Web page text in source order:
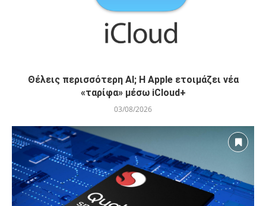
Θέλεις περισσότερη AI; Η Apple ετοιμάζει νέα
«ταρίφα» μέσω iCloud+
03/08/2026